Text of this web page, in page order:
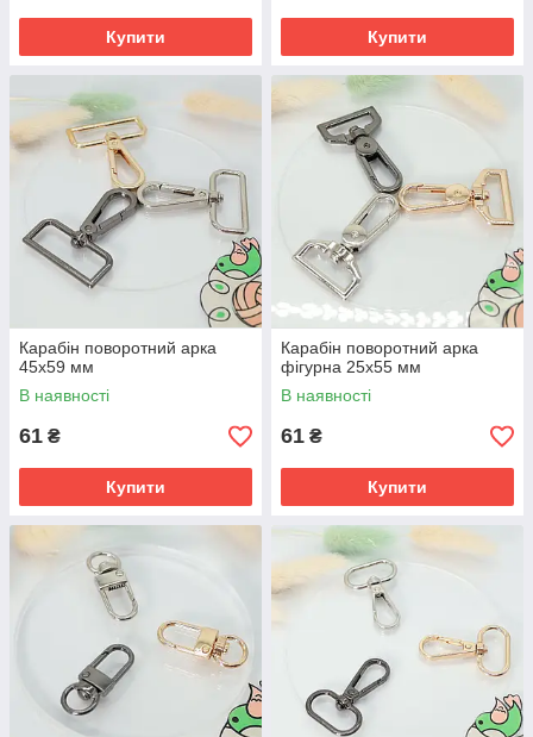
Купити Купити
Карабін поворотний арка
45х59 мм
В наявності
61 ₴
Купити
Карабін поворотний арка
фігурна 25х55 мм
В наявності
61 ₴
Купити